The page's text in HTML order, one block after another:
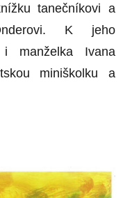
tanečníkovi a
K jeho
i manželka Ivana
miniškolku a